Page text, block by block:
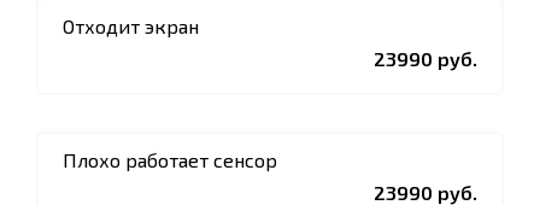
Отходит экран
23990 руб.
Плохо работает сенсор
23990 руб.